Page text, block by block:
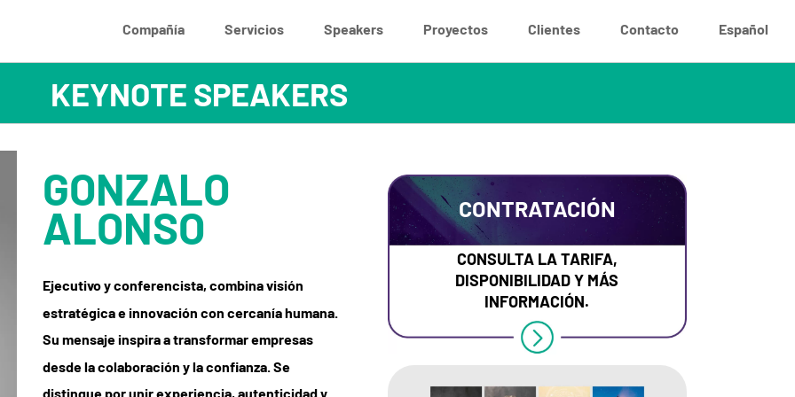
Compañía Servicios Speakers Proyectos Clientes Contacto Español
GONZALO
ALONSO
Ejecutivo y conferencista, combina visión
estratégica e innovación con cercanía humana.
Su mensaje inspira a transformar empresas
desde la colaboración y la confianza. Se
distingue por unir experiencia, autenticidad y
CONTRATACIÓN
CONSULTA LA TARIFA,
DISPONIBILIDAD Y MÁS
INFORMACIÓN.